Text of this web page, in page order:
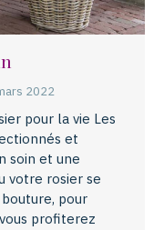
2022
pour la vie Les
et
soin et une
votre rosier se
pour
profiterez